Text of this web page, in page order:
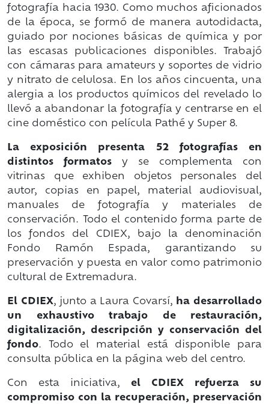
fotografía hacia 1930. Como muchos aficionados
de la época, se formó de manera autodidacta,
guiado por nociones básicas de química y por
las escasas publicaciones disponibles. Trabajó
con cámaras para amateurs y soportes de vidrio
y nitrato de celulosa. En los años cincuenta, una
alergia a los productos químicos del revelado lo
llevó a abandonar la fotografía y centrarse en el
cine doméstico con película Pathé y Super 8.
La exposición presenta 52 fotografías en
distintos formatos y se complementa con
vitrinas que exhiben objetos personales del
autor, copias en papel, material audiovisual,
manuales de fotografía y materiales de
conservación. Todo el contenido forma parte de
los fondos del CDIEX, bajo la denominación
Fondo Ramón Espada, garantizando su
preservación y puesta en valor como patrimonio
cultural de Extremadura.
El CDIEX, junto a Laura Covarsí, ha desarrollado
un exhaustivo trabajo de restauración,
digitalización, descripción y conservación del
fondo. Todo el material está disponible para
consulta pública en la página web del centro.
Con esta iniciativa, el CDIEX refuerza su
compromiso con la recuperación, preservación